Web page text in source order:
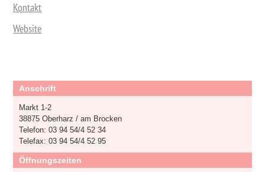
Kontakt
Website
Anschrift
Markt 1-2
38875 Oberharz / am Brocken
Telefon: 03 94 54/4 52 34
Telefax: 03 94 54/4 52 95
Öffnungszeiten